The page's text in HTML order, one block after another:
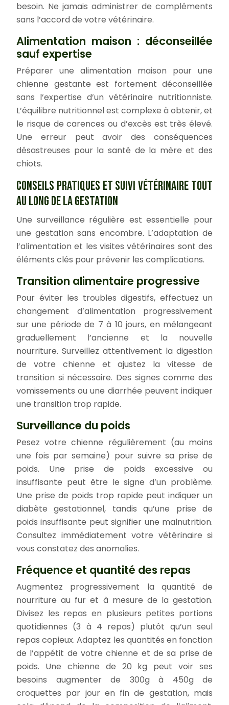
besoin. Ne jamais administrer de compléments
sans l’accord de votre vétérinaire.
Alimentation maison : déconseillée
sauf expertise
Préparer une alimentation maison pour une
chienne gestante est fortement déconseillée
sans l’expertise d’un vétérinaire nutritionniste.
L’équilibre nutritionnel est complexe à obtenir, et
le risque de carences ou d’excès est très élevé.
Une erreur peut avoir des conséquences
désastreuses pour la santé de la mère et des
chiots.
CONSEILS PRATIQUES ET SUIVI VÉTÉRINAIRE TOUT
AU LONG DE LA GESTATION
Une surveillance régulière est essentielle pour
une gestation sans encombre. L’adaptation de
l’alimentation et les visites vétérinaires sont des
éléments clés pour prévenir les complications.
Transition alimentaire progressive
Pour éviter les troubles digestifs, effectuez un
changement d’alimentation progressivement
sur une période de 7 à 10 jours, en mélangeant
graduellement l’ancienne et la nouvelle
nourriture. Surveillez attentivement la digestion
de votre chienne et ajustez la vitesse de
transition si nécessaire. Des signes comme des
vomissements ou une diarrhée peuvent indiquer
une transition trop rapide.
Surveillance du poids
Pesez votre chienne régulièrement (au moins
une fois par semaine) pour suivre sa prise de
poids. Une prise de poids excessive ou
insuffisante peut être le signe d’un problème.
Une prise de poids trop rapide peut indiquer un
diabète gestationnel, tandis qu’une prise de
poids insuffisante peut signifier une malnutrition.
Consultez immédiatement votre vétérinaire si
vous constatez des anomalies.
Fréquence et quantité des repas
Augmentez progressivement la quantité de
nourriture au fur et à mesure de la gestation.
Divisez les repas en plusieurs petites portions
quotidiennes (3 à 4 repas) plutôt qu’un seul
repas copieux. Adaptez les quantités en fonction
de l’appétit de votre chienne et de sa prise de
poids. Une chienne de 20 kg peut voir ses
besoins augmenter de 300g à 450g de
croquettes par jour en fin de gestation, mais